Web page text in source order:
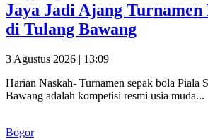
Jaya Jadi Ajang Turnamen
di Tulang Bawang
3 Agustus 2026 | 13:09
Harian Naskah- Turnamen sepak bola Piala
Bawang adalah kompetisi resmi usia muda...
Bogor